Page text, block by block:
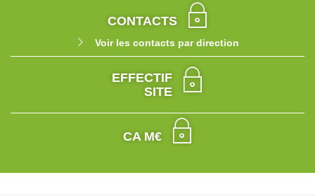
CONTACTS
Voir les contacts par direction
EFFECTIF
SITE
CA M€